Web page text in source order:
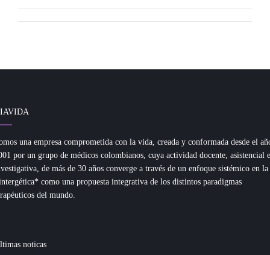
una empresa comprometida con la vida, creada y conformada desde el
por un grupo de médicos colombianos, cuya actividad docente, asistencial e
de más de 30 años converge a través de un enfoque sistémico en la
como una propuesta integrativa de los distintos paradigmas
del mundo.
noticas